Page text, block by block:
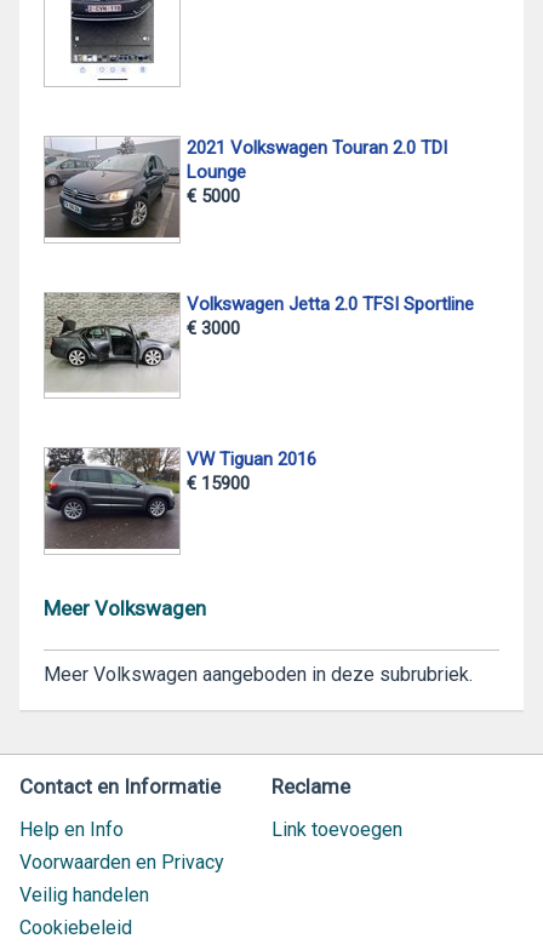
2021 Volkswagen Touran 2.0 TDI
Lounge
€ 5000
Volkswagen Jetta 2.0 TFSI Sportline
€ 3000
VW Tiguan 2016
€ 15900
Meer Volkswagen
Meer Volkswagen aangeboden in deze subrubriek.
Contact en Informatie
Help en Info
Voorwaarden en Privacy
Veilig handelen
Cookiebeleid
Reclame
Link toevoegen